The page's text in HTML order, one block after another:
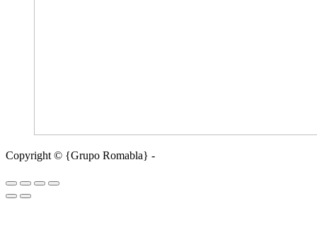
Copyright © {Grupo Romabla} -